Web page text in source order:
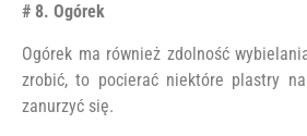
# 8. Ogórek
Ogórek ma również zdolność
zrobić, to pocierać niektóre plastry
zanurzyć się.